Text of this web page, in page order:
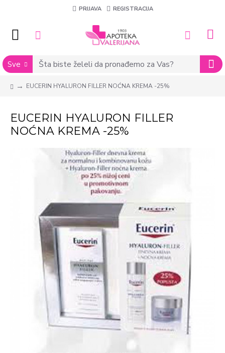
PRIJAVA REGISTRACIJA
Sve
EUCERIN HYALURON FILLER NOĆNA KREMA -25%
EUCERIN HYALURON FILLER
NOĆNA KREMA -25%